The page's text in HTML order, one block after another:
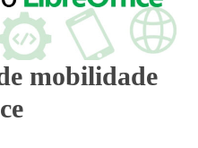
mobilidade